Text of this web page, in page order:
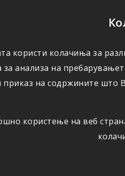
користи колачиња за
анализа на
приказ на содржините што
користење на веб
ШТЕТИ